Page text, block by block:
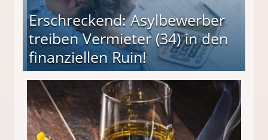
Erschreckend: Asylbewerber
treiben Vermieter (34) in den
finanziellen Ruin!
(34) in den finanziellen Ruin!